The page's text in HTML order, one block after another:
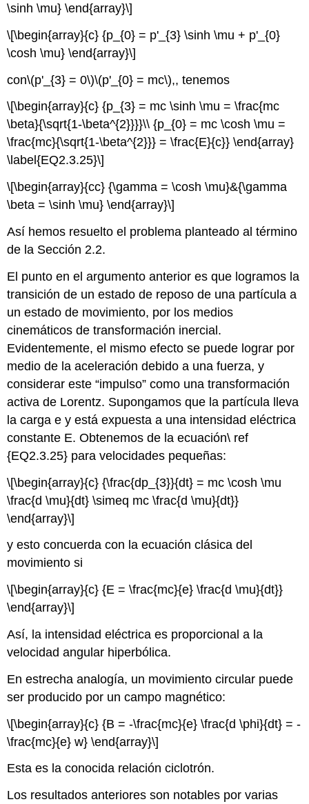
\sinh \mu} \end{array}\]
\[\begin{array}{c} {p_{0} = p'_{3} \sinh \mu + p'_{0}
\cosh \mu} \end{array}\]
con\(p'_{3} = 0\)\(p'_{0} = mc\),, tenemos
\[\begin{array}{c} {p_{3} = mc \sinh \mu = \frac{mc
\beta}{\sqrt{1-\beta^{2}}}}\\ {p_{0} = mc \cosh \mu =
\frac{mc}{\sqrt{1-\beta^{2}}} = \frac{E}{c}} \end{array}
\label{EQ2.3.25}\]
\[\begin{array}{cc} {\gamma = \cosh \mu}&{\gamma
\beta = \sinh \mu} \end{array}\]
Así hemos resuelto el problema planteado al término
de la Sección 2.2.
El punto en el argumento anterior es que logramos la
transición de un estado de reposo de una partícula a
un estado de movimiento, por los medios
cinemáticos de transformación inercial.
Evidentemente, el mismo efecto se puede lograr por
medio de la aceleración debido a una fuerza, y
considerar este “impulso” como una transformación
activa de Lorentz. Supongamos que la partícula lleva
la carga e y está expuesta a una intensidad eléctrica
constante E. Obtenemos de la ecuación\ ref
{EQ2.3.25} para velocidades pequeñas:
\[\begin{array}{c} {\frac{dp_{3}}{dt} = mc \cosh \mu
\frac{d \mu}{dt} \simeq mc \frac{d \mu}{dt}}
\end{array}\]
y esto concuerda con la ecuación clásica del
movimiento si
\[\begin{array}{c} {E = \frac{mc}{e} \frac{d \mu}{dt}}
\end{array}\]
Así, la intensidad eléctrica es proporcional a la
velocidad angular hiperbólica.
En estrecha analogía, un movimiento circular puede
ser producido por un campo magnético:
\[\begin{array}{c} {B = -\frac{mc}{e} \frac{d \phi}{dt} = -
\frac{mc}{e} w} \end{array}\]
Esta es la conocida relación ciclotrón.
Los resultados anteriores son notables por varias